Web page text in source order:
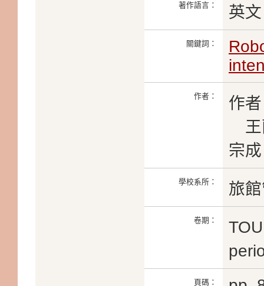
著作語言： 英文
關鍵詞：
作者：
作
王
宗成
學校系所： 旅
卷期：
頁碼：